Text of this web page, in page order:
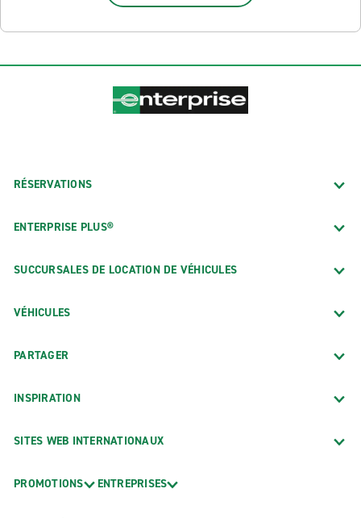
RÉSERVATIONS
ENTERPRISE PLUS®
SUCCURSALES DE LOCATION DE VÉHICULES
VÉHICULES
PARTAGER
INSPIRATION
SITES WEB INTERNATIONAUX
PROMOTIONS ENTREPRISES